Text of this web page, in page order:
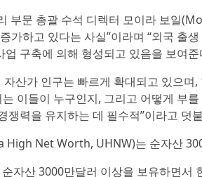
부문 총괄 수석 디렉터 모이라 보일
가하고 있다는 사실”이라며 “외국 출
업 구축에 의해 형성되고 있음을 보여준
자산가 인구는 빠르게 확대되고 있으
는 이들이 누구인지, 그리고 어떻게 부
쟁력을 유지하는 데 필수적”이라고 덧
High Net Worth, UHNW)는 순자산
자산 3000만달러 이상을 보유하면